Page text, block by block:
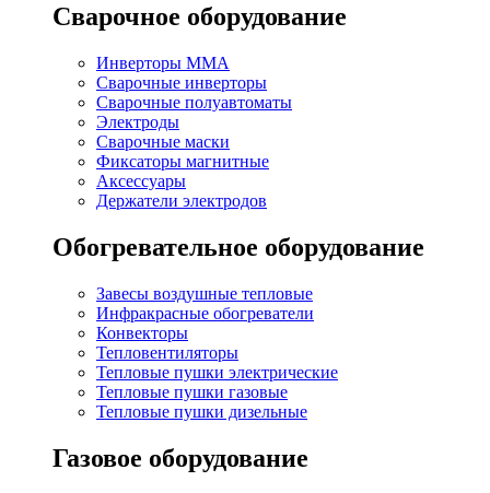
Сварочное оборудование
Инверторы MMA
Сварочные инверторы
Сварочные полуавтоматы
Электроды
Сварочные маски
Фиксаторы магнитные
Аксессуары
Держатели электродов
Обогревательное оборудование
Завесы воздушные тепловые
Инфракрасные обогреватели
Конвекторы
Тепловентиляторы
Тепловые пушки электрические
Тепловые пушки газовые
Тепловые пушки дизельные
Газовое оборудование